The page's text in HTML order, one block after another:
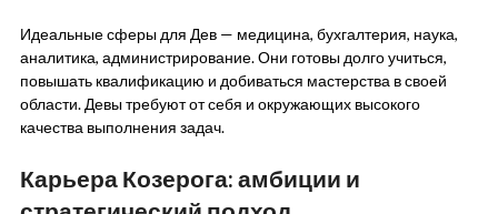
Идеальные сферы для Дев — медицина, бухгалтерия, наука,
аналитика, администрирование. Они готовы долго учиться,
повышать квалификацию и добиваться мастерства в своей
области. Девы требуют от себя и окружающих высокого
качества выполнения задач.
Карьера Козерога: амбиции и